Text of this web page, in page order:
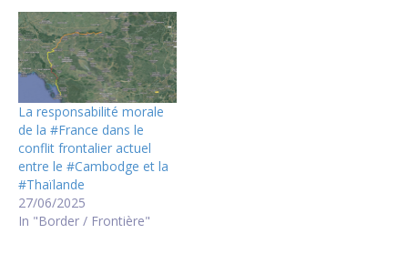
La responsabilité morale
de la #France dans le
conflit frontalier actuel
entre le #Cambodge et la
#Thaïlande
27/06/2025
In "Border / Frontière"